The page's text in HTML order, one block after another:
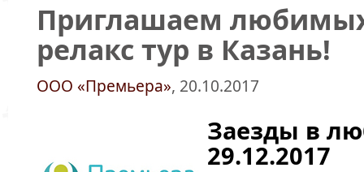
Приглашаем
релакс тур в Казань!
ООО «Премьера», 20.10.2017
Заезды в
29.12.2017